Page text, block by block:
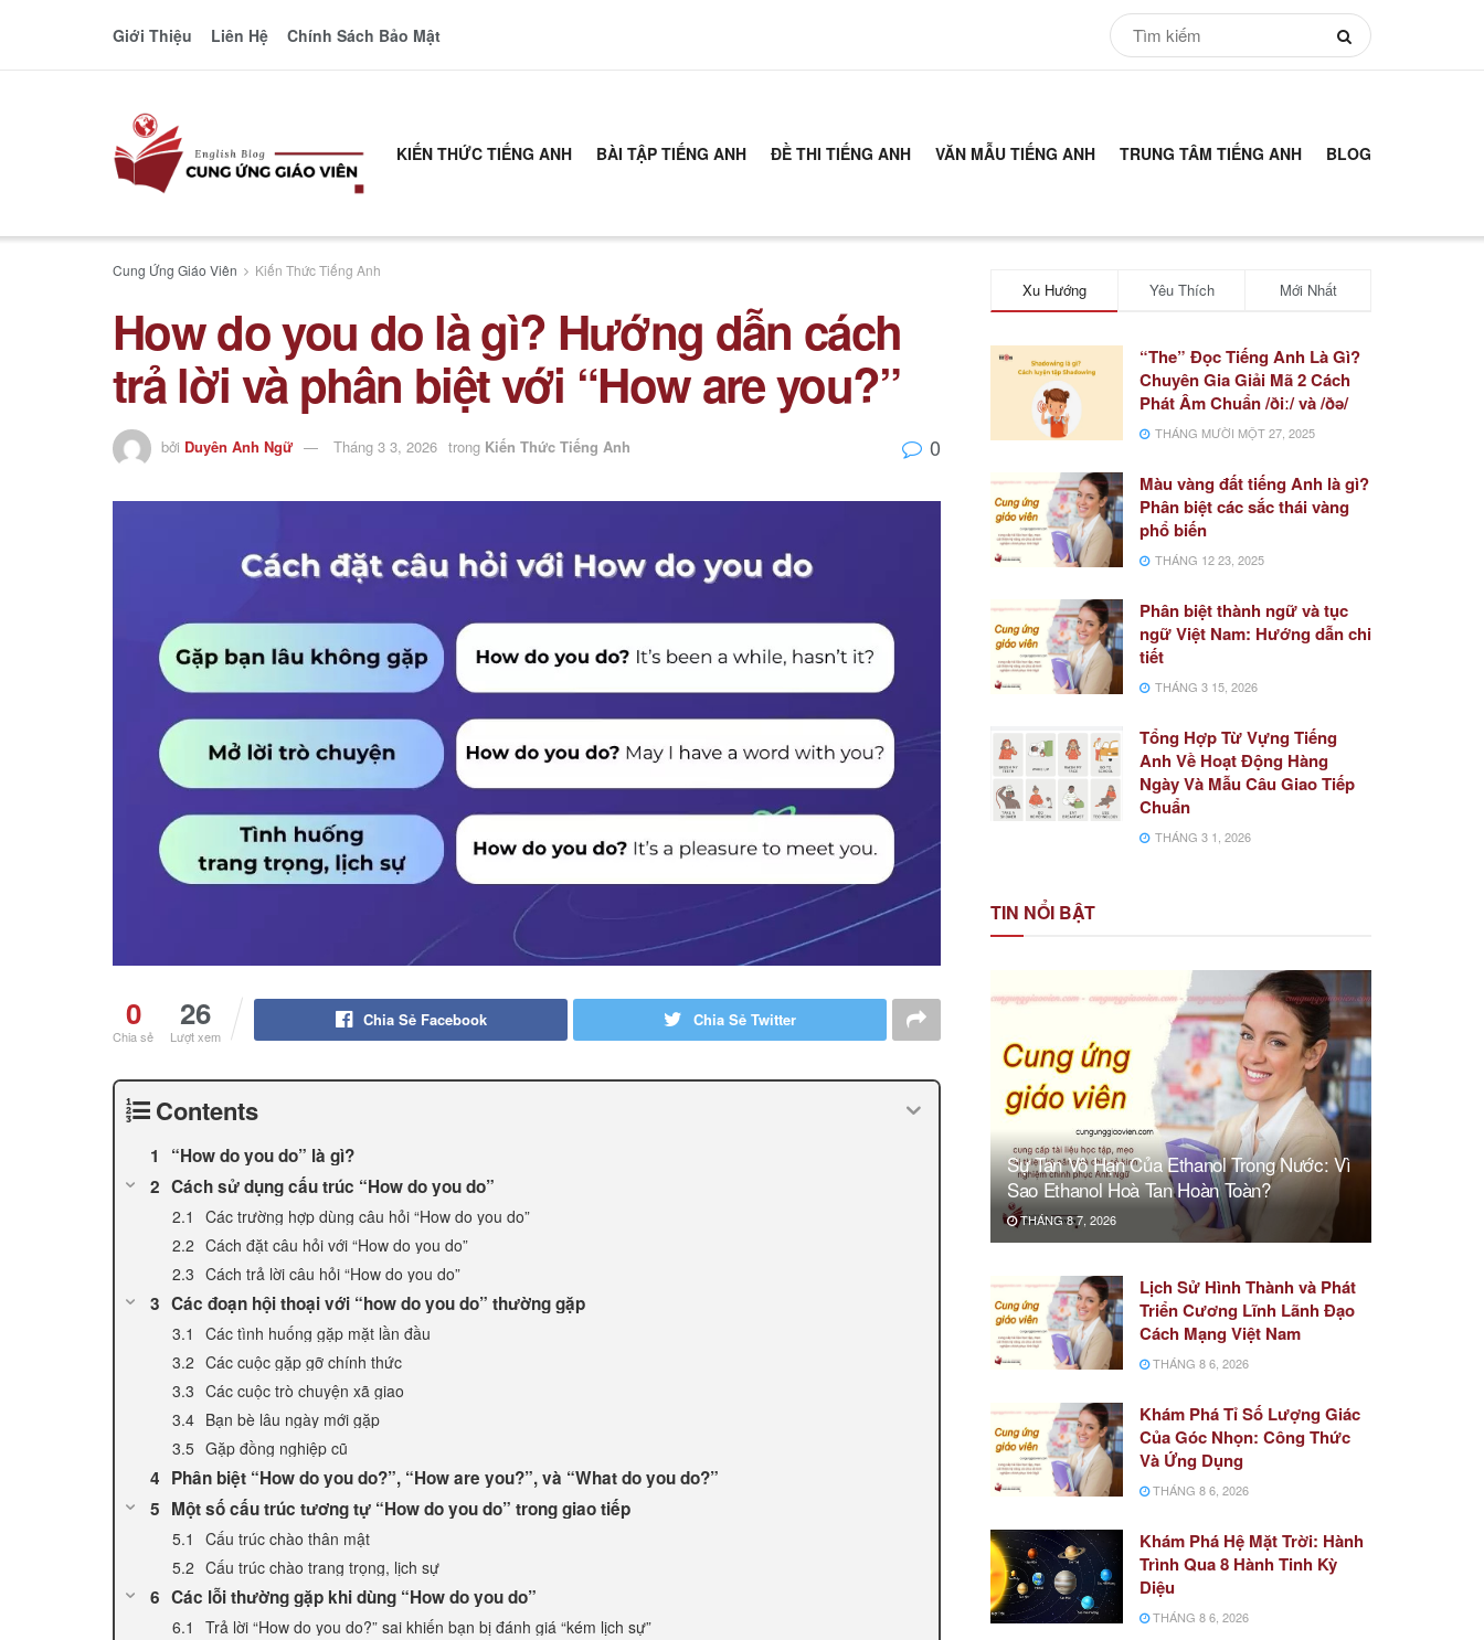
Giới Thiệu Liên Hệ Chính Sách Bảo Mật
KIẾN THỨC TIẾNG ANH BÀI TẬP TIẾNG ANH ĐỀ THI TIẾNG ANH VĂN MẪU TIẾNG ANH TRUNG TÂM TIẾNG ANH BLOG
Cung Ứng Giáo Viên Kiến Thức Tiếng Anh
How do you do là gì? Hướng dẫn cách
trả lời và phân biệt với “How are you?”
bởi Duyên Anh Ngữ Tháng 3 3, 2026 trong Kiến Thức Tiếng Anh 0
0
Chia sẻ
26
Lượt xem
Chia Sẻ Facebook Chia Sẻ Twitter
Contents
“How do you do” là gì?
Cách sử dụng cấu trúc “How do you do”
Các trường hợp dùng câu hỏi “How do you do”
Cách đặt câu hỏi với “How do you do”
Cách trả lời câu hỏi “How do you do”
Các đoạn hội thoại với “how do you do” thường gặp
Các tình huống gặp mặt lần đầu
Các cuộc gặp gỡ chính thức
Các cuộc trò chuyện xã giao
Bạn bè lâu ngày mới gặp
Gặp đồng nghiệp cũ
Phân biệt “How do you do?”, “How are you?”, và “What do you do?”
Một số cấu trúc tương tự “How do you do” trong giao tiếp
Cấu trúc chào thân mật
Cấu trúc chào trang trọng, lịch sự
Các lỗi thường gặp khi dùng “How do you do”
Trả lời “How do you do?” sai khiến bạn bị đánh giá “kém lịch sự”
Xu Hướng Yêu Thích Mới Nhất
“The” Đọc Tiếng Anh Là Gì?
Chuyên Gia Giải Mã 2 Cách
Phát Âm Chuẩn /ðiː/ và /ðə/
THÁNG MƯỜI MỘT 27, 2025
Màu vàng đất tiếng Anh là gì?
Phân biệt các sắc thái vàng
phổ biến
THÁNG 12 23, 2025
Phân biệt thành ngữ và tục
ngữ Việt Nam: Hướng dẫn chi
tiết
THÁNG 3 15, 2026
Tổng Hợp Từ Vựng Tiếng
Anh Về Hoạt Động Hàng
Ngày Và Mẫu Câu Giao Tiếp
Chuẩn
THÁNG 3 1, 2026
TIN NỔI BẬT
Sự Tan Vô Hạn Của Ethanol Trong Nước: Vì
Sao Ethanol Hoà Tan Hoàn Toàn?
THÁNG 8 7, 2026
Lịch Sử Hình Thành và Phát
Triển Cương Lĩnh Lãnh Đạo
Cách Mạng Việt Nam
THÁNG 8 6, 2026
Khám Phá Tỉ Số Lượng Giác
Của Góc Nhọn: Công Thức
Và Ứng Dụng
THÁNG 8 6, 2026
Khám Phá Hệ Mặt Trời: Hành
Trình Qua 8 Hành Tinh Kỳ
Diệu
THÁNG 8 6, 2026